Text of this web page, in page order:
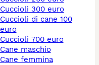
cuccioli 300 euro
cuccioli di cane 100
euro
cuccioli 700 euro
cane maschio
cane femmina